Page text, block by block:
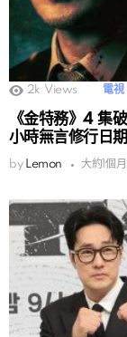
2k Views 電視
《金特務》4 集
小時無言修行日
by Lemon 大約1個